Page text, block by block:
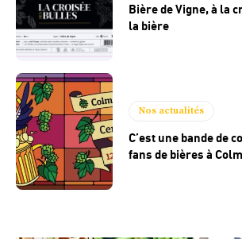
Bière de Vigne, à la
la bière
Nos actualités
C’est une bande de
fans de bières à